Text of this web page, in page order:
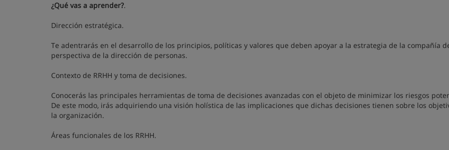
¿Qué vas a aprender?.
Dirección estratégica.
Te adentrarás en el desarrollo de los principios, políticas y valores que deben apoyar a la estrategia de la compañía
perspectiva de la dirección de personas.
Contexto de RRHH y toma de decisiones.
Conocerás las principales herramientas de toma de decisiones avanzadas con el objeto de minimizar los riesgos
De este modo, irás adquiriendo una visión holística de las implicaciones que dichas decisiones tienen sobre los
la organización.
Áreas funcionales de los RRHH.